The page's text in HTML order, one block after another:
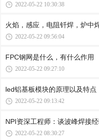
2022-05-22 10:30:38
火焰，感应，电阻钎焊，炉中
2022-05-22 09:56:04
FPC钢网是什么，有什么作用
2022-05-22 09:27:10
led铝基板模块的原理以及特点
2022-05-22 09:13:42
NPI资深工程师：谈波峰焊接
2022-05-22 08:30:27